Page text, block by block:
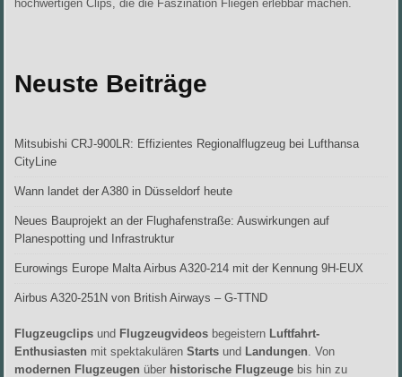
hochwertigen Clips, die die Faszination Fliegen erlebbar machen.
Neuste Beiträge
Mitsubishi CRJ-900LR: Effizientes Regionalflugzeug bei Lufthansa
CityLine
Wann landet der A380 in Düsseldorf heute
Neues Bauprojekt an der Flughafenstraße: Auswirkungen auf
Planespotting und Infrastruktur
Eurowings Europe Malta Airbus A320-214 mit der Kennung 9H-EUX
Airbus A320-251N von British Airways – G-TTND
Flugzeugclips und Flugzeugvideos begeistern Luftfahrt-
Enthusiasten mit spektakulärenStarts und Landungen . Von
modernen Flugzeugen über historische Flugzeuge bis hin zu